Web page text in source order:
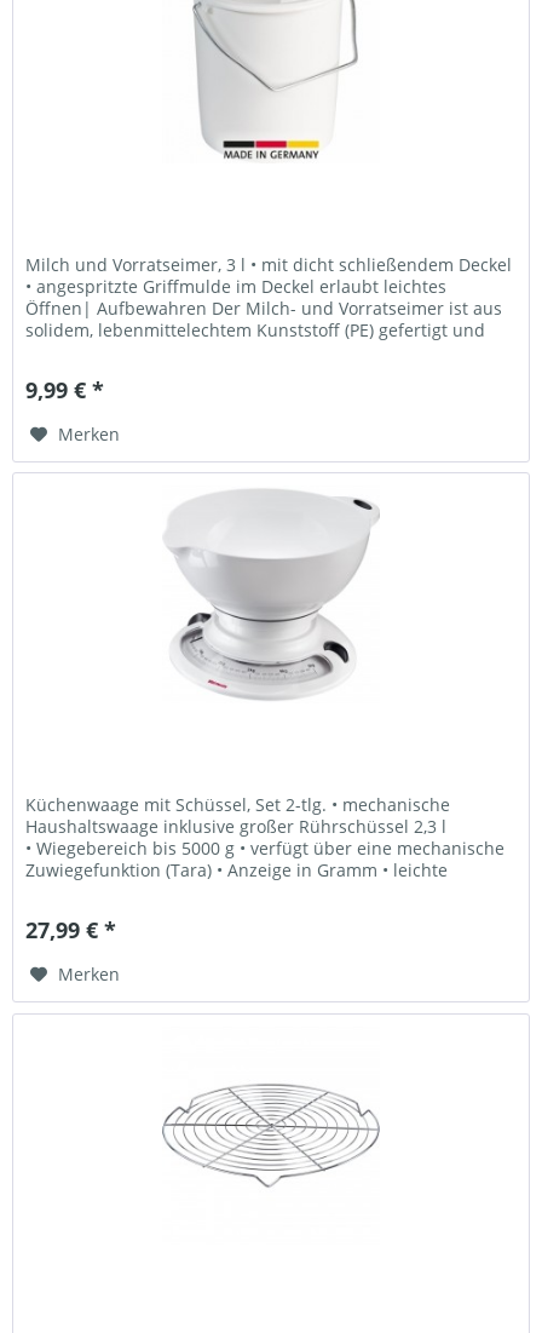
Milch und Vorratseimer, 3 l • mit dicht schließendem Deckel
• angespritzte Griffmulde im Deckel erlaubt leichtes
Öffnen| Aufbewahren Der Milch- und Vorratseimer ist aus
solidem, lebenmittelechtem Kunststoff (PE) gefertigt und
9,99 € *
Merken
Küchenwaage mit Schüssel, Set 2-tlg. • mechanische
Haushaltswaage inklusive großer Rührschüssel 2,3 l
• Wiegebereich bis 5000 g • verfügt über eine mechanische
Zuwiegefunktion (Tara) • Anzeige in Gramm • leichte
27,99 € *
Merken